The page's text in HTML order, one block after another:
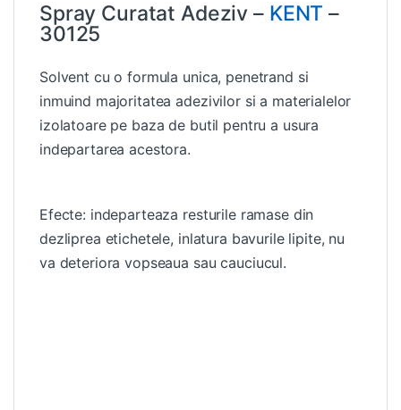
Spray Curatat Adeziv – KENT –
30125
Solvent cu o formula unica, penetrand si
inmuind majoritatea adezivilor si a materialelor
izolatoare pe baza de butil pentru a usura
indepartarea acestora.
Efecte: indeparteaza resturile ramase din
dezliprea etichetele, inlatura bavurile lipite, nu
va deteriora vopseaua sau cauciucul.